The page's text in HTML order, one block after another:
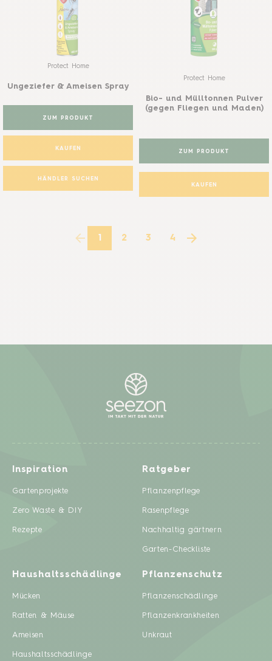
Protect Home
Ungeziefer & Ameisen Spray
ZUM PRODUKT
KAUFEN
HÄNDLER SUCHEN
Protect Home
Bio- und Mülltonnen Pulver
(gegen Fliegen und Maden)
ZUM PRODUKT
KAUFEN
2 3 4
Inspiration
Gartenprojekte
Zero Waste & DIY
Rezepte
Ratgeber
Pflanzenpflege
Rasenpflege
Nachhaltig gärtnern
Garten-Checkliste
Haushaltsschädlinge
Mücken
Ratten & Mäuse
Ameisen
Haushaltsschädlinge
Pflanzenschutz
Pflanzenschädlinge
Pflanzenkrankheiten
Unkraut